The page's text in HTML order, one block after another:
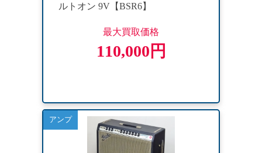
ルトオン 9V【BSR6】
最大買取価格
110,000円
アンプ